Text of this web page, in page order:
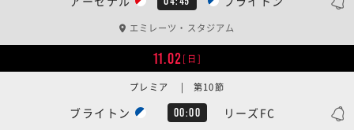
エミレーツ・スタジアム
11.02[日]
ブライトン 00:00 リーズFC
プレミア | 第10節